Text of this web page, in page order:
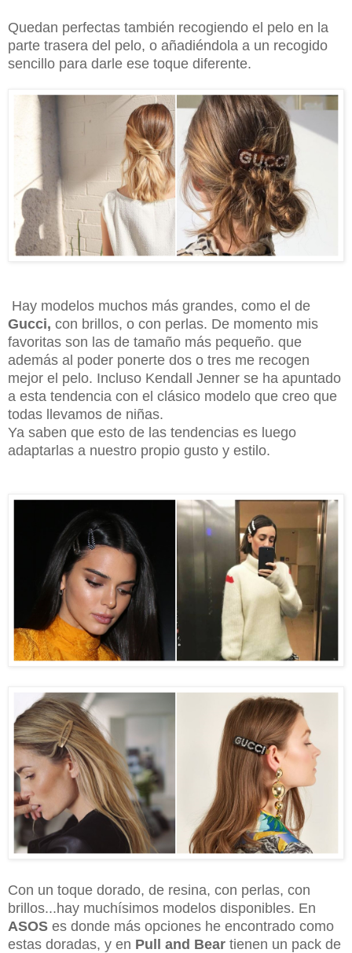
Quedan perfectas también recogiendo el pelo en la
parte trasera del pelo, o añadiéndola a un recogido
sencillo para darle ese toque diferente.
Hay modelos muchos más grandes, como el de
Gucci, con brillos, o con perlas. De momento mis
favoritas son las de tamaño más pequeño. que
además al poder ponerte dos o tres me recogen
mejor el pelo. Incluso Kendall Jenner se ha apuntado
a esta tendencia con el clásico modelo que creo que
todas llevamos de niñas.
Ya saben que esto de las tendencias es luego
adaptarlas a nuestro propio gusto y estilo.
Con un toque dorado, de resina, con perlas, con
brillos...hay muchísimos modelos disponibles. En
ASOS es donde más opciones he encontrado como
estas doradas, y en Pull and Bear tienen un pack de